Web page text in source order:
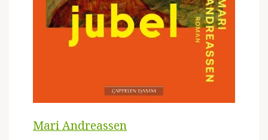
Mari Andreassen